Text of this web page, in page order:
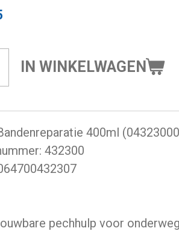
IN WINKELWAGEN
400ml
432300
pechhulp voor